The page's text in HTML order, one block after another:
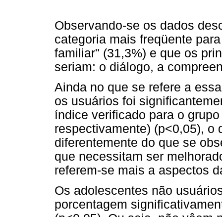
Observando-se os dados
categoria mais freqüente
familiar" (31,3%) e que os
seriam: o diálogo, a
Ainda no que se refere a
os usuários foi
índice verificado para o
respectivamente) (p<0,05), o
diferentemente do que se
que necessitam ser
referem-se mais a aspectos
Os adolescentes não
porcentagem